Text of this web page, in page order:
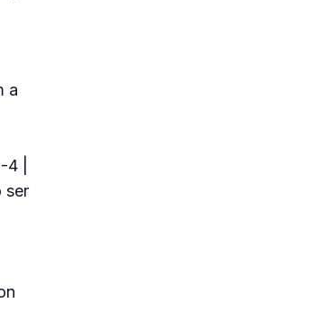
a
|
ser